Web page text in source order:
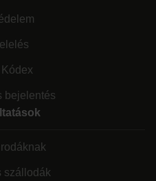
bejelentés
szállodák